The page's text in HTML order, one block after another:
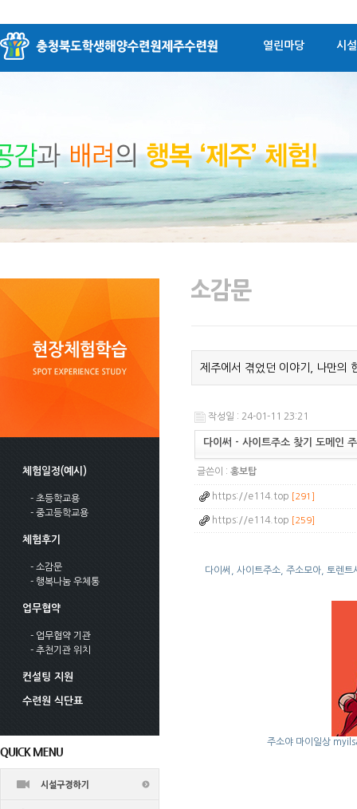
열린마당 시
체험일정(예시)
- 초등학교용
- 중고등학교용
체험후기
- 소감문
- 행복나눔 우체통
업무협약
- 업무협약 기관
- 추천기관 위치
컨설팅 지원
수련원 식단표
제주에서 겪었던 이야기, 나만의
작성일 : 24-01-11 23:21
다이써 - 사이트주소 찾기 도메인
글쓴이 : 홍보탑
https://e114.top [291]
https://e114.top [259]
다이써, 사이트주소, 주소모아, 토렌
주소야 마이일상